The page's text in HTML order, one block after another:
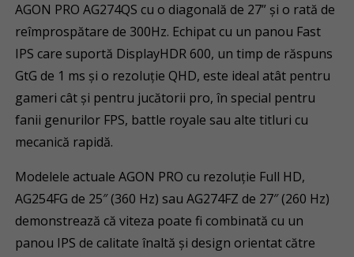
AGON PRO AG274QS cu o diagonală de 27” și o rată de
reîmprospătare de 300Hz. Echipat cu un panou Fast
IPS care suportă DisplayHDR 600, un timp de răspuns
GtG de 1 ms și o rezoluție QHD, este ideal atât pentru
gameri cât și pentru jucătorii pro, în special pentru
fanii genurilor FPS, battle royale sau alte titluri cu
mecanică rapidă.
Modelele actuale AGON PRO cu rezoluție Full HD,
AG254FG de 25″ (360 Hz) sau AG274FZ de 27″ (260 Hz)
demonstrează că viteza poate fi combinată cu un
panou IPS de calitate înaltă și design orientat către